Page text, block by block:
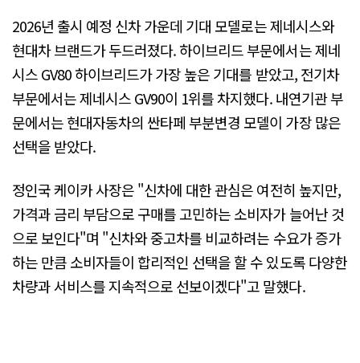
2026년 출시 예정 신차 가운데 기대 모델로는 제네시스와
현대차 브랜드가 두드러졌다. 하이브리드 부문에서는 제네
시스 GV80 하이브리드가 가장 높은 기대를 받았고, 전기차
부문에서는 제네시스 GV90이 1위를 차지했다. 내연기관 부
문에서는 현대자동차의 싼타페 부분변경 모델이 가장 많은
선택을 받았다.
정인국 케이카 사장은 "신차에 대한 관심은 여전히 높지만,
가격과 금리 부담으로 구매를 고민하는 소비자가 늘어난 것
으로 보인다"며 "신차와 중고차를 비교하려는 수요가 증가
하는 만큼 소비자들이 합리적인 선택을 할 수 있도록 다양한
차량과 서비스를 지속적으로 선보이겠다"고 말했다.